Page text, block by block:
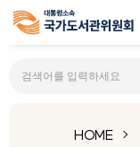
HOME